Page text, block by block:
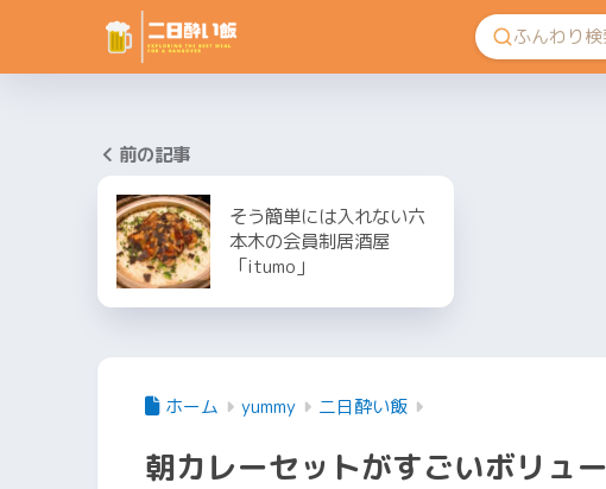
前の記事
そう簡単には入れない六
本木の会員制居酒屋
「itumo」
ホーム yummy 二日酔い飯
朝カレーセットがすごいボリュ